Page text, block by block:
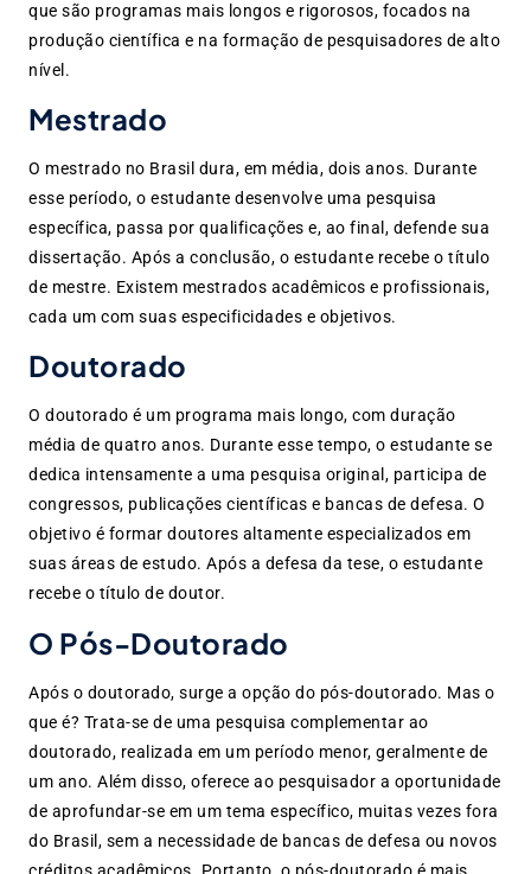
que são programas mais longos e rigorosos, focados na
produção científica e na formação de pesquisadores de alto
nível.
Mestrado
O mestrado no Brasil dura, em média, dois anos. Durante
esse período, o estudante desenvolve uma pesquisa
específica, passa por qualificações e, ao final, defende sua
dissertação. Após a conclusão, o estudante recebe o título
de mestre. Existem mestrados acadêmicos e profissionais,
cada um com suas especificidades e objetivos.
Doutorado
O doutorado é um programa mais longo, com duração
média de quatro anos. Durante esse tempo, o estudante se
dedica intensamente a uma pesquisa original, participa de
congressos, publicações científicas e bancas de defesa. O
objetivo é formar doutores altamente especializados em
suas áreas de estudo. Após a defesa da tese, o estudante
recebe o título de doutor.
O Pós-Doutorado
Após o doutorado, surge a opção do pós-doutorado. Mas o
que é? Trata-se de uma pesquisa complementar ao
doutorado, realizada em um período menor, geralmente de
um ano. Além disso, oferece ao pesquisador a oportunidade
de aprofundar-se em um tema específico, muitas vezes fora
do Brasil, sem a necessidade de bancas de defesa ou novos
créditos acadêmicos. Portanto, o pós-doutorado é mais